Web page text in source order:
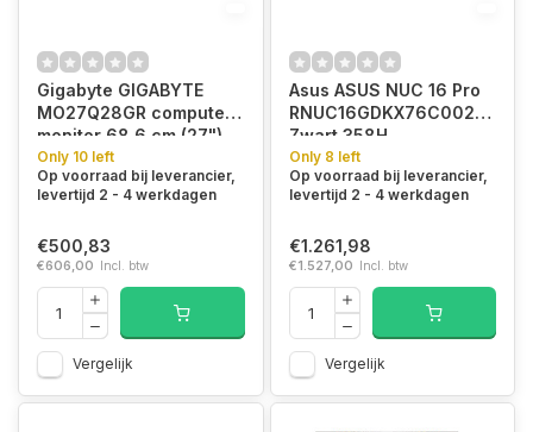
Gigabyte GIGABYTE
MO27Q28GR computer
monitor 68,6 cm (27")
2560 x 1440 Pixels
Quad HD OLED Zwart
Only 10 left
Op voorraad bij leverancier,
levertijd 2 - 4 werkdagen
€500,83
€606,00 Incl. btw
Vergelijk
Asus ASUS NUC 16 Pro
RNUC16GDKX76C002
Zwart 358H
Only 8 left
Op voorraad bij leverancier,
levertijd 2 - 4 werkdagen
€1.261,98
€1.527,00 Incl. btw
Vergelijk